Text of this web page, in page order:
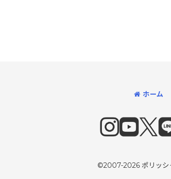
ホーム
©2007-2026 ポリッ